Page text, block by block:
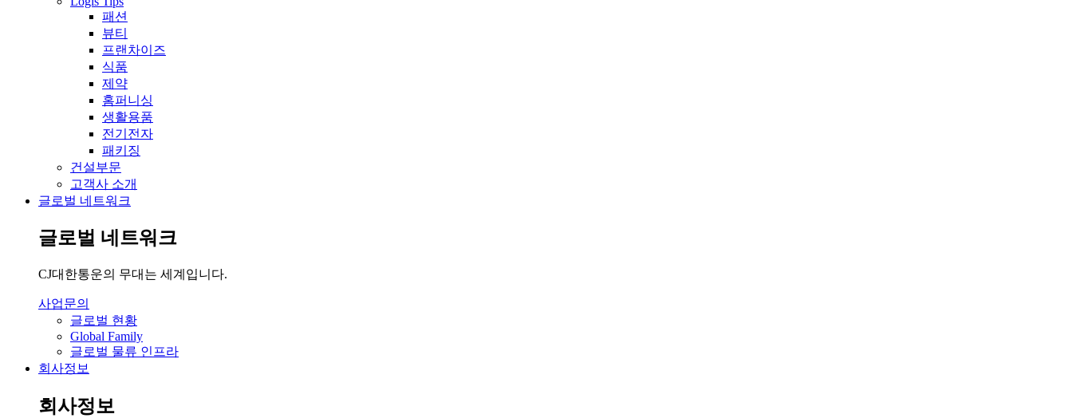
패션
뷰티
프랜차이즈
식품
제약
홈퍼니싱
생활용품
전기전자
패키징
건설부문
고객사 소개
글로벌 네트워크
글로벌 네트워크
CJ대한통운의 무대는 세계입니다.
사업문의
글로벌 현황
Global Family
글로벌 물류 인프라
회사정보
회사정보